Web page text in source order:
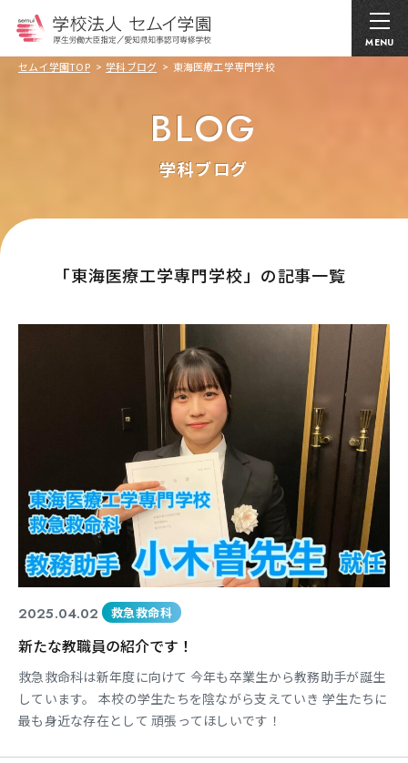
MENU
セムイ学園TOP 学科ブログ 東海医療工学専門学校
BLOG
学科ブログ
｢東海医療工学専門学校」の記事一覧
2025.04.02 救急救命科
新たな教職員の紹介です！
救急救命科は新年度に向けて 今年も卒業生から教務助手が誕生
しています。 本校の学生たちを陰ながら支えていき 学生たちに
最も身近な存在として 頑張ってほしいです！